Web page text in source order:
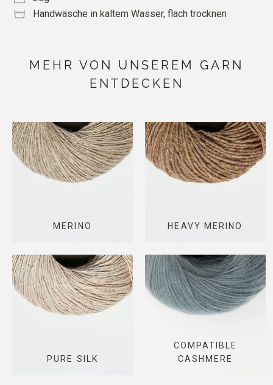
Handwäsche in kaltem Wasser, flach trocknen
MEHR VON UNSEREM GARN
ENTDECKEN
MERINO HEAVY MERINO
PURE SILK
COMPATIBLE
CASHMERE